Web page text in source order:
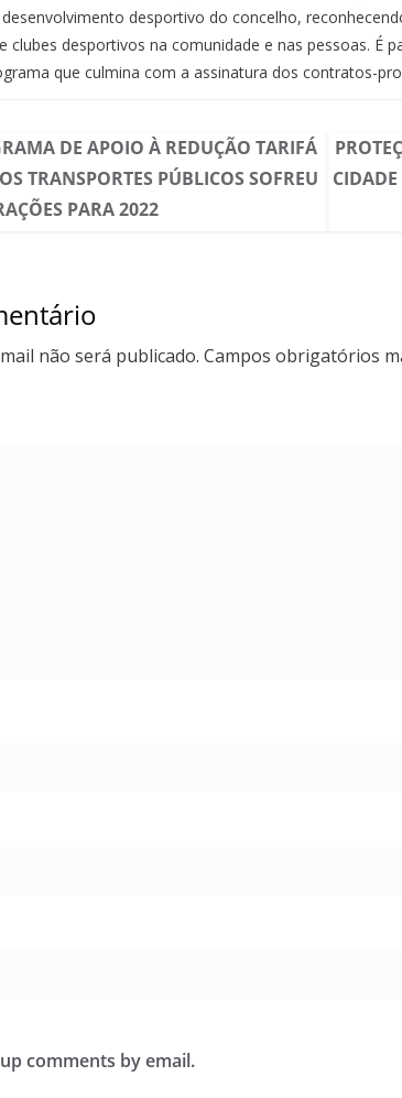
desportivo do concelho,
clubes desportivos na comunidade e nas pessoas. É
que culmina com a assinatura dos contratos-
DE APOIO À REDUÇÃO TARIFÁ
TRANSPORTES PÚBLICOS SOFREU
PARA 2022
não será publicado. Campos obrigatórios
comments by email.